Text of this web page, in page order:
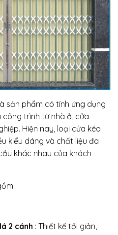
sản phẩm có tính ứng dụng
công trình từ nhà ở, cửa
Hiện nay, loại cửa kéo
kiểu dáng và chất liệu đa
khác nhau của khách
2 cánh : Thiết kế tối giản,